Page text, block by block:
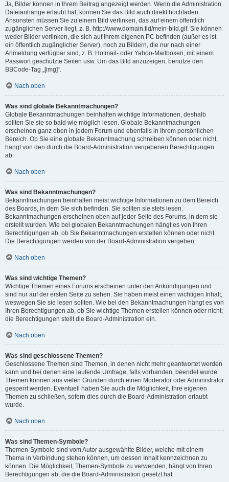
Ja, Bilder können in Ihrem Beitrag angezeigt werden. Wenn die Administration
Dateianhänge erlaubt hat, können Sie das Bild auch direkt hochladen.
Ansonsten müssen Sie zu einem Bild verlinken, das auf einem öffentlich
zugänglichen Server liegt, z. B. http://www.domain.tld/mein-bild.gif. Sie können
weder Bilder verlinken, die sich auf Ihrem eigenen PC befinden (außer es ist
ein öffentlich zugänglicher Server), noch zu Bildern, die nur nach einer
Anmeldung verfügbar sind, z. B. Hotmail- oder Yahoo-Mailboxen, mit einem
Passwort geschützte Seiten usw. Um das Bild anzuzeigen, benutze den
BBCode-Tag „[img]“.
Nach oben
Was sind globale Bekanntmachungen?
Globale Bekanntmachungen beinhalten wichtige Informationen, deshalb
sollten Sie sie so bald wie möglich lesen. Globale Bekanntmachungen
erscheinen ganz oben in jedem Forum und ebenfalls in Ihrem persönlichen
Bereich. Ob Sie eine globale Bekanntmachung schreiben können oder nicht,
hängt von den durch die Board-Administration vergebenen Berechtigungen
ab.
Nach oben
Was sind Bekanntmachungen?
Bekanntmachungen beinhalten meist wichtige Informationen zu dem Bereich
des Boards, in dem Sie sich befinden. Sie sollten sie stets lesen.
Bekanntmachungen erscheinen oben auf jeder Seite des Forums, in dem sie
erstellt wurden. Wie bei globalen Bekanntmachungen hängt es von Ihren
Berechtigungen ab, ob Sie Bekanntmachungen erstellen können oder nicht.
Die Berechtigungen werden von der Board-Administration vergeben.
Nach oben
Was sind wichtige Themen?
Wichtige Themen eines Forums erscheinen unter den Ankündigungen und
sind nur auf der ersten Seite zu sehen. Sie haben meist einen wichtigen Inhalt,
weswegen Sie sie lesen sollten. Wie bei den Bekanntmachungen hängt es von
Ihren Berechtigungen ab, ob Sie wichtige Themen erstellen können oder nicht;
die Berechtigungen stellt die Board-Administration ein.
Nach oben
Was sind geschlossene Themen?
Geschlossene Themen sind Themen, in denen nicht mehr geantwortet werden
kann und bei denen eine laufende Umfrage, falls vorhanden, beendet wurde.
Themen können aus vielen Gründen durch einen Moderator oder Administrator
gesperrt werden. Eventuell haben Sie auch die Möglichkeit, Ihre eigenen
Themen zu schließen, sofern dies durch die Board-Administration erlaubt
wurde.
Nach oben
Was sind Themen-Symbole?
Themen-Symbole sind vom Autor ausgewählte Bilder, welche mit einem
Thema in Verbindung stehen können, um dessen Inhalt kennzeichnen zu
können. Die Möglichkeit, Themen-Symbole zu verwenden, hängt von Ihren
Berechtigungen ab, die die Board-Administration gesetzt hat.